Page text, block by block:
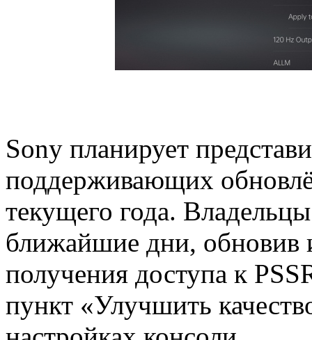
Sony планирует
поддерживающих
текущего года.
ближайшие дни, обновив
получения доступа к
пункт «Улучшить